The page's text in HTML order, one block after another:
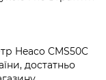
Heaco CMS50C
достатньо